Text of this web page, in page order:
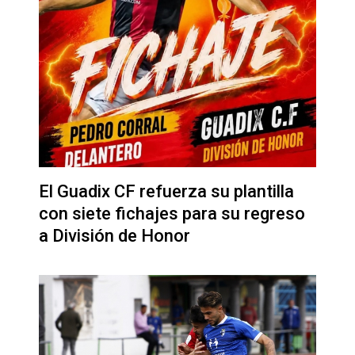
El Guadix CF refuerza su plantilla
con siete fichajes para su regreso
a División de Honor